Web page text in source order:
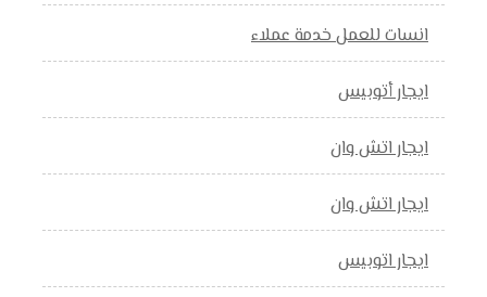
انسات للعمل خدمة عملاء
ايجار أتوبيس
ايجار اتش وان
ايجار اتش وان
ايجار اتوبيس